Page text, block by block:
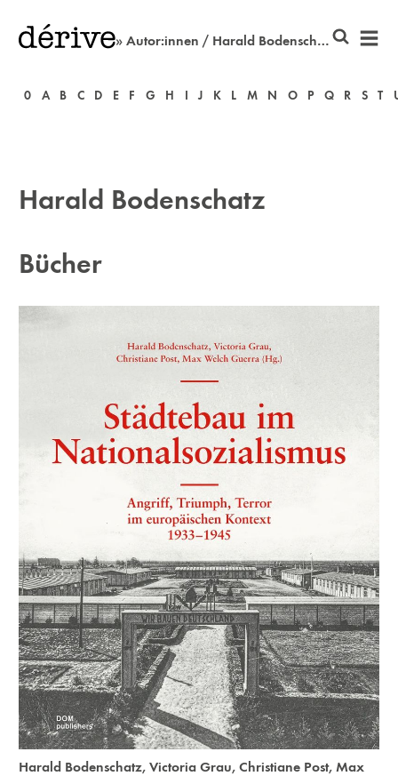
» Autor:innen / Harald Bodenschatz
0 A B C D E F G H I J K L M N O P Q R S T
Harald Bodenschatz
Bücher
Harald Bodenschatz,Victoria Grau,Christiane Post,Max